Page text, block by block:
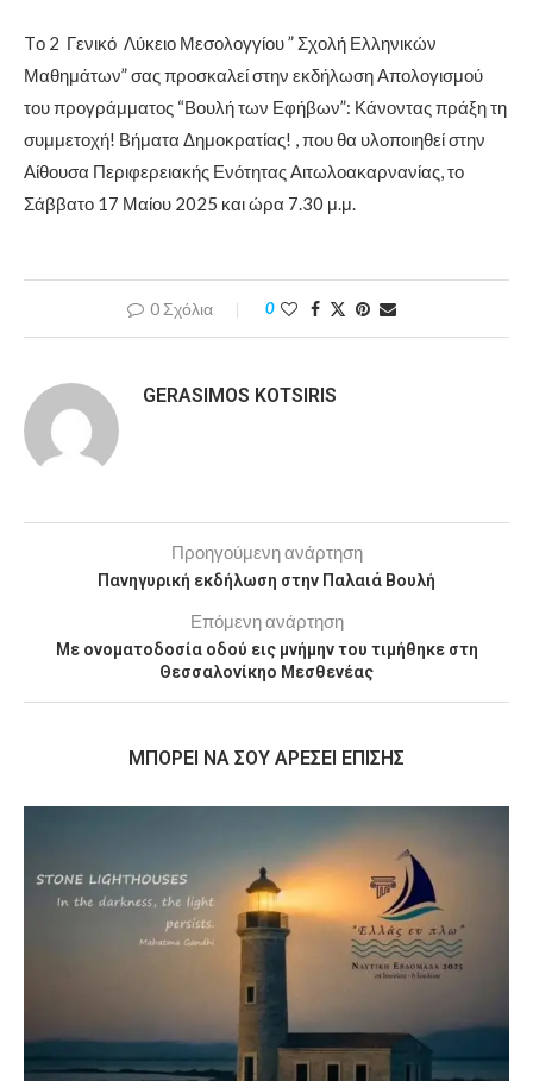
Tο 2 Γενικό Λύκειο Μεσολογγίου ” Σχολή Ελληνικών
Μαθημάτων” σας προσκαλεί στην εκδήλωση Απολογισμού
του προγράμματος “Βουλή των Εφήβων”: Κάνοντας πράξη τη
συμμετοχή! Βήματα Δημοκρατίας! , που θα υλοποιηθεί στην
Αίθουσα Περιφερειακής Ενότητας Αιτωλοακαρνανίας, το
Σάββατο 17 Μαίου 2025 και ώρα 7.30 μ.μ.
0 Σχόλια 0
GERASIMOS KOTSIRIS
Προηγούμενη ανάρτηση
Πανηγυρική εκδήλωση στην Παλαιά Βουλή
Επόμενη ανάρτηση
Με ονοματοδοσία οδού εις μνήμην του τιμήθηκε στη
Θεσσαλονίκηο Μεσθενέας
MΠΟΡΕΊ ΝΑ ΣΟΥ ΑΡΈΣΕΙ ΕΠΊΣΗΣ